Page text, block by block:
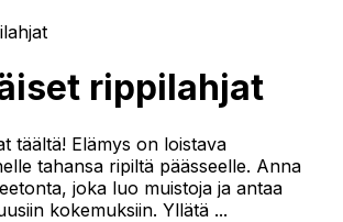
rippilahjat
täältä! Elämys on loistava
tahansa ripiltä päässeelle. Anna
joka luo muistoja ja antaa
kokemuksiin. Yllätä ...